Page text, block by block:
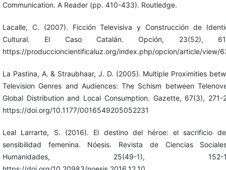
Communication. A Reader (pp. 410-433). Routledge.
Lacalle, C. (2007). Ficción Televisiva y Construcción de
Cultural. El Caso Catalán. Opción, 23(52), 61-
https://produccioncientificaluz.org/index.php/opcion/article/view/
La Pastina, A. & Straubhaar, J. D. (2005). Multiple Proximities
Television Genres and Audiences: The Schism between
Global Distribution and Local Consumption. Gazette, 67(3), 271-
https://doi.org/10.1177/0016549205052231
Leal Larrarte, S. (2016). El destino del héroe: el sacrificio
sensibilidad femenina. Nóesis. Revista de Ciencias
Humanidades, 25(49-1), 152-